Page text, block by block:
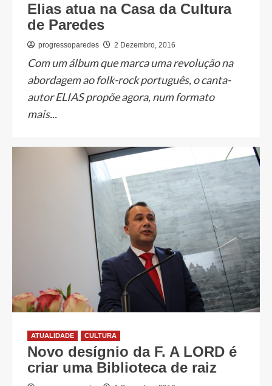
Elias atua na Casa da Cultura
de Paredes
progressoparedes 2 Dezembro, 2016
Com um álbum que marca uma revolução na
abordagem ao folk-rock português, o canta-
autor ELIAS propõe agora, num formato
mais...
ATUALIDADE CULTURA
Novo desígnio da F. A LORD é
criar uma Biblioteca de raiz